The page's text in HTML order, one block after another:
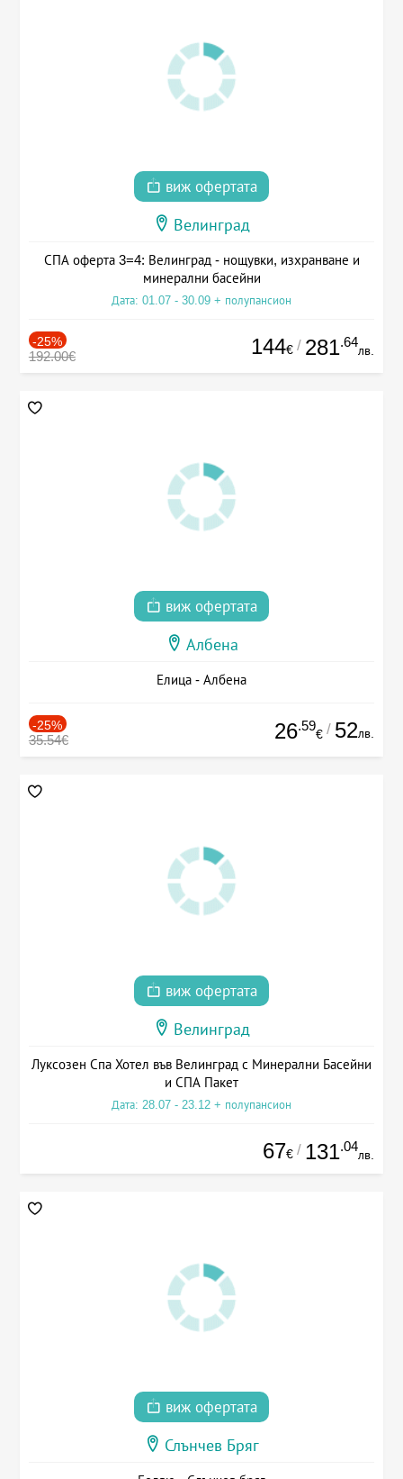
виж офертата
Велинград
СПА оферта 3=4: Велинград - нощувки, изхранване и
минерални басейни
Дата: 01.07 - 30.09 + полупансион
-25%
192.00€ 144€ / 281.64
лв.
виж офертата
Албена
Елица - Албена
-25%
35.54€ 26.59
€ / 52лв.
виж офертата
Велинград
Луксозен Спа Хотел във Велинград с Минерални Басейни
и СПА Пакет
Дата: 28.07 - 23.12 + полупансион
67€ / 131.04
лв.
виж офертата
Слънчев Бряг